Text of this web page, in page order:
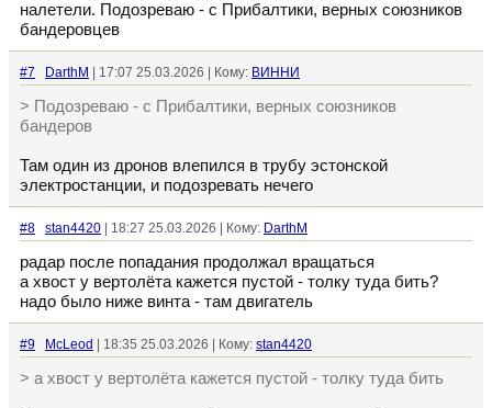
налетели. Подозреваю - с Прибалтики, верных союзников
бандеровцев
#7 DarthM | 17:07 25.03.2026 | Кому: ВИННИ
> Подозреваю - с Прибалтики, верных союзников
бандеров
Там один из дронов влепился в трубу эстонской
электростанции, и подозревать нечего
#8 stan4420 | 18:27 25.03.2026 | Кому: DarthM
радар после попадания продолжал вращаться
а хвост у вертолёта кажется пустой - толку туда бить?
надо было ниже винта - там двигатель
#9 McLeod | 18:35 25.03.2026 | Кому: stan4420
> а хвост у вертолёта кажется пустой - толку туда бить